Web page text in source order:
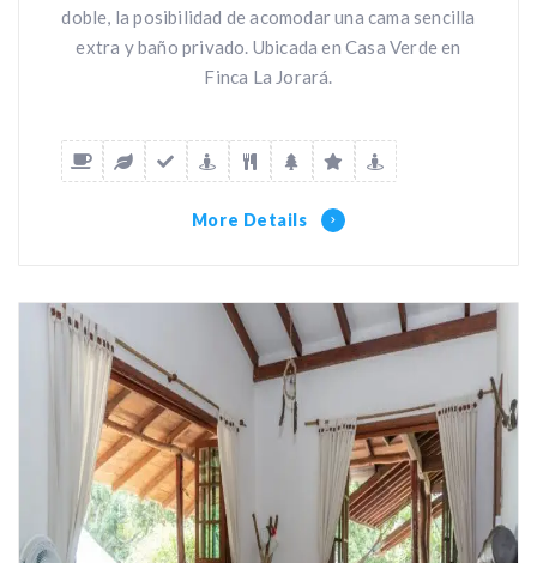
doble, la posibilidad de acomodar una cama sencilla
extra y baño privado. Ubicada en Casa Verde en
Finca La Jorará.
More Details